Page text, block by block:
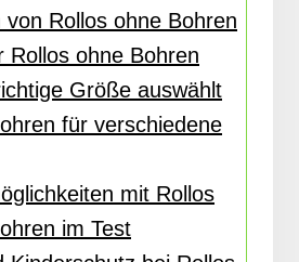
Rollos ohne Bohren
Rollos ohne Bohren
Größe auswählt
für verschiedene
mit Rollos
im Test